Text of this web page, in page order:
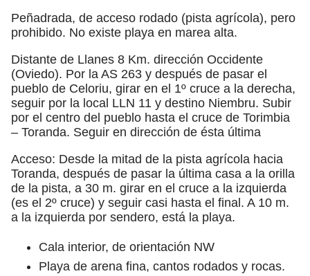
Peñadrada, de acceso rodado (pista agrícola), pero
prohibido. No existe playa en marea alta.
Distante de Llanes 8 Km. dirección Occidente
(Oviedo). Por la AS 263 y después de pasar el
pueblo de Celoriu, girar en el 1º cruce a la derecha,
seguir por la local LLN 11 y destino Niembru. Subir
por el centro del pueblo hasta el cruce de Torimbia
– Toranda. Seguir en dirección de ésta última
Acceso: Desde la mitad de la pista agrícola hacia
Toranda, después de pasar la última casa a la orilla
de la pista, a 30 m. girar en el cruce a la izquierda
(es el 2º cruce) y seguir casi hasta el final. A 10 m.
a la izquierda por sendero, está la playa.
Cala interior, de orientación NW
Playa de arena fina, cantos rodados y rocas.